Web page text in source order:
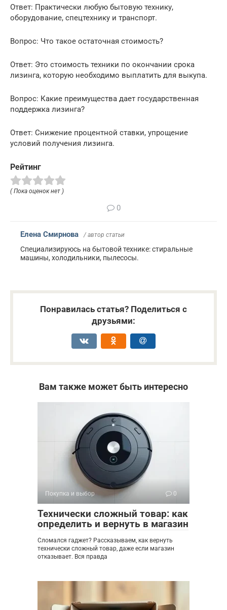
Ответ: Практически любую бытовую технику,
оборудование, спецтехнику и транспорт.
Вопрос: Что такое остаточная стоимость?
Ответ: Это стоимость техники по окончании срока
лизинга, которую необходимо выплатить для выкупа.
Вопрос: Какие преимущества дает государственная
поддержка лизинга?
Ответ: Снижение процентной ставки, упрощение
условий получения лизинга.
Рейтинг
( Пока оценок нет )
0
Елена Смирнова / автор статьи
Специализируюсь на бытовой технике: стиральные
машины, холодильники, пылесосы.
Понравилась статья? Поделиться с
друзьями:
Вам также может быть интересно
Покупка и выбор 0
Технически сложный товар: как
определить и вернуть в магазин
Сломался гаджет? Рассказываем, как вернуть
технически сложный товар, даже если магазин
отказывает. Вся правда